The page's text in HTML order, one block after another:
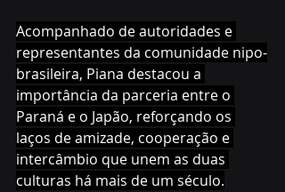
Acompanhado de autoridades e
representantes da comunidade nipo-
brasileira, Piana destacou a
importância da parceria entre o
Paraná e o Japão, reforçando os
laços de amizade, cooperação e
intercâmbio que unem as duas
culturas há mais de um século.